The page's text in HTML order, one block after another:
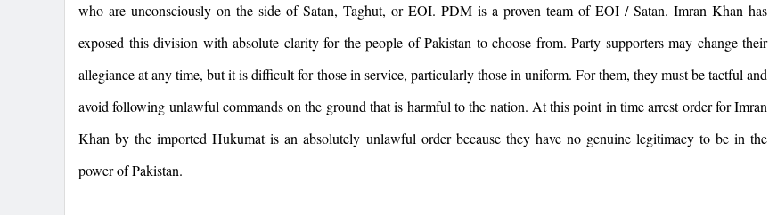
who are unconsciously on the side of Satan, Taghut, or EOI. PDM is a proven team of EOI / Satan. Imran Khan has
exposed this division with absolute clarity for the people ofPakistan to choose from. Party supporters may change their
allegiance at any time, but it is difficult for those in service, particularly those in uniform. For them, they must be tactful and
avoid following unlawful commands on the ground that is harmful to the nation. At this point in time arrest order for Imran
Khan by the imported Hukumat is an absolutely unlawful order because they have no genuine legitimacy to be in the
power ofPakistan.